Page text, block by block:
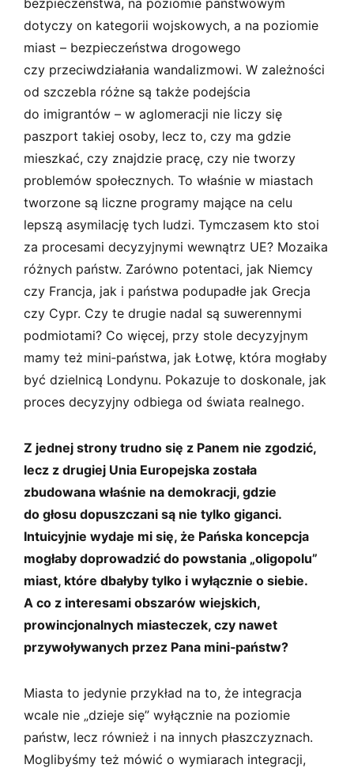
dotyczy on kategorii wojskowych, a na poziomie
miast – bezpieczeństwa drogowego
czy przeciwdziałania wandalizmowi. W zależności
od szczebla różne są także podejścia
do imigrantów – w aglomeracji nie liczy się
paszport takiej osoby, lecz to, czy ma gdzie
mieszkać, czy znajdzie pracę, czy nie tworzy
problemów społecznych. To właśnie w miastach
tworzone są liczne programy mające na celu
lepszą asymilację tych ludzi. Tymczasem kto stoi
za procesami decyzyjnymi wewnątrz UE? Mozaika
różnych państw. Zarówno potentaci, jak Niemcy
czy Francja, jak i państwa podupadłe jak Grecja
czy Cypr. Czy te drugie nadal są suwerennymi
podmiotami? Co więcej, przy stole decyzyjnym
mamy też mini­‑państwa, jak Łotwę, która mogłaby
być dzielnicą Londynu. Pokazuje to doskonale, jak
proces decyzyjny odbiega od świata realnego.
Z jednej strony trudno się z Panem nie zgodzić,
lecz z drugiej Unia Europejska została
zbudowana właśnie na demokracji, gdzie
do głosu dopuszczani są nie tylko giganci.
Intuicyjnie wydaje mi się, że Pańska koncepcja
mogłaby doprowadzić do powstania „oligopolu”
miast, które dbałyby tylko i wyłącznie o siebie.
A co z interesami obszarów wiejskich,
prowincjonalnych miasteczek, czy nawet
przywoływanych przez Pana mini­‑państw?
Miasta to jedynie przykład na to, że integracja
wcale nie „dzieje się” wyłącznie na poziomie
państw, lecz również i na innych płaszczyznach.
Moglibyśmy też mówić o wymiarach integracji,